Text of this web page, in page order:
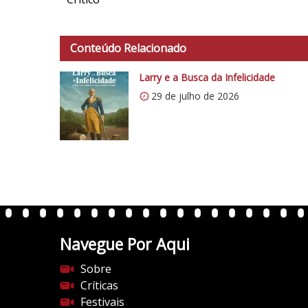
Conteúdo Relacionado
Larry e a Busca da Infelicidade
29 de julho de 2026
Navegue Por Aqui
Sobre
Críticas
Festivais